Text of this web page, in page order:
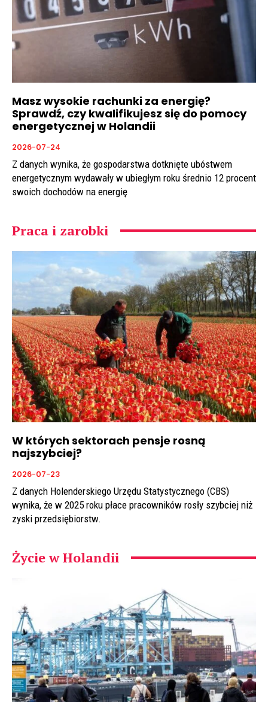
Masz wysokie rachunki za energię?
Sprawdź, czy kwalifikujesz się do pomocy
energetycznej w Holandii
2026-07-24
Z danych wynika, że gospodarstwa dotknięte ubóstwem
energetycznym wydawały w ubiegłym roku średnio 12 procent
swoich dochodów na energię
Praca i zarobki
W których sektorach pensje rosną
najszybciej?
2026-07-23
Z danych Holenderskiego Urzędu Statystycznego (CBS)
wynika, że w 2025 roku płace pracowników rosły szybciej niż
zyski przedsiębiorstw.
Życie w Holandii